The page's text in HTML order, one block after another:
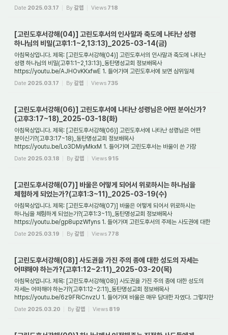
그리스도인들에게 ...
Date 2025.03.17 By갈렙 Views 718
[고린도후서강해(04)] 고린도후서의 인사말과 축도에 나타난 성령
하나님의 비밀(고후1:1~2,13:13)_2025-03-14(금)
아침묵상입니다. 제목: [고린도후서강해(04)] 고린도후서의 인사말과 축도에 나타난
성령 하나님의 비밀(고후1:1~2,13:13)_동탄명성교회 정보배목사
https://youtu.be/AJHOvKKxfwE 1. 들어가며 고린도후서에 보면 삼위일체
하나님의 신비를 알려주는 몇몇 단서...
Date 2025.03.17 By갈렙 Views 735
[고린도후서강해(06)] 고린도후서에 나타난 성령님은 어떤 분이신가?
(고후3:17~18)_2025-03-18(화)
아침묵상입니다. 제목: [고린도후서강해(06)] 고린도후서에 나타난 성령님은 어떤
분이신가?(고후3:17~18)_동탄명성교회 정보배목사
https://youtu.be/Lo3DMiyMkxM 1. 들어가며 고린도후서는 바울이 쓴 가장
개인적인 서신이다. 그리고 이 편지의 주제는 사도...
Date 2025.03.18 By갈렙 Views 915
[고린도후서강해(07)] 바울은 어떻게 되어서 위로하시는 하나님을
체험하게 되었는가?(고후1:3~11)_2025-03-19(수)
아침묵상입니다. 제목: [고린도후서강해(07)] 바울은 어떻게 되어서 위로하시는
하나님을 체험하게 되었는가?(고후1:3~11)_동탄명성교회 정보배목사
https://youtu.be/gp8upzWfyns 1. 들어가며 고린도후서의 주제는 사도권에 대한
해명과 변호이다. 그러나 사...
Date 2025.03.19 By갈렙 Views 778
[고린도후서강해(08)] 사도권을 가진 주의 종에 대한 성도의 자세는
어떠해야 하는가?(고후1:12~2:11)_2025-03-20(목)
아침묵상입니다. 제목: [고린도후서강해(08)] 사도권을 가진 주의 종에 대한 성도의
자세는 어떠해야 하는가?(고후1:12~2:11)_동탄명성교회 정보배목사
https://youtu.be/6z9FRiCnvzU 1. 들어가며 바울은 매우 담대한 자였다. 그렇지만
그도 두렵고 떨었던 적...
Date 2025.03.20 By갈렙 Views 819